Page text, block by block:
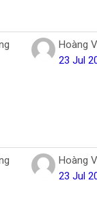
Hoàng
23 Jul
Hoàng
23 Jul